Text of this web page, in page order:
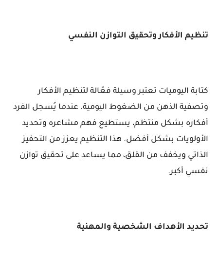
تنظيم الأفكار وتحقيق التوازن النفسي
كتابة اليوميات تعتبر وسيلة فعّالة لتنظيم الأفكار
وتصفية الذهن من الضغوط اليومية. عندما يُسجل الفرد
أفكاره بشكل منتظم، يستطيع فهم مشاعره وتحديد
الأولويات بشكل أفضل. هذا التنظيم يعزز من التحفيز
الذاتي ويخفف من القلق، مما يساعد على تحقيق توازن
نفسي أكبر.
تحديد الأهداف الشخصية والمهنية